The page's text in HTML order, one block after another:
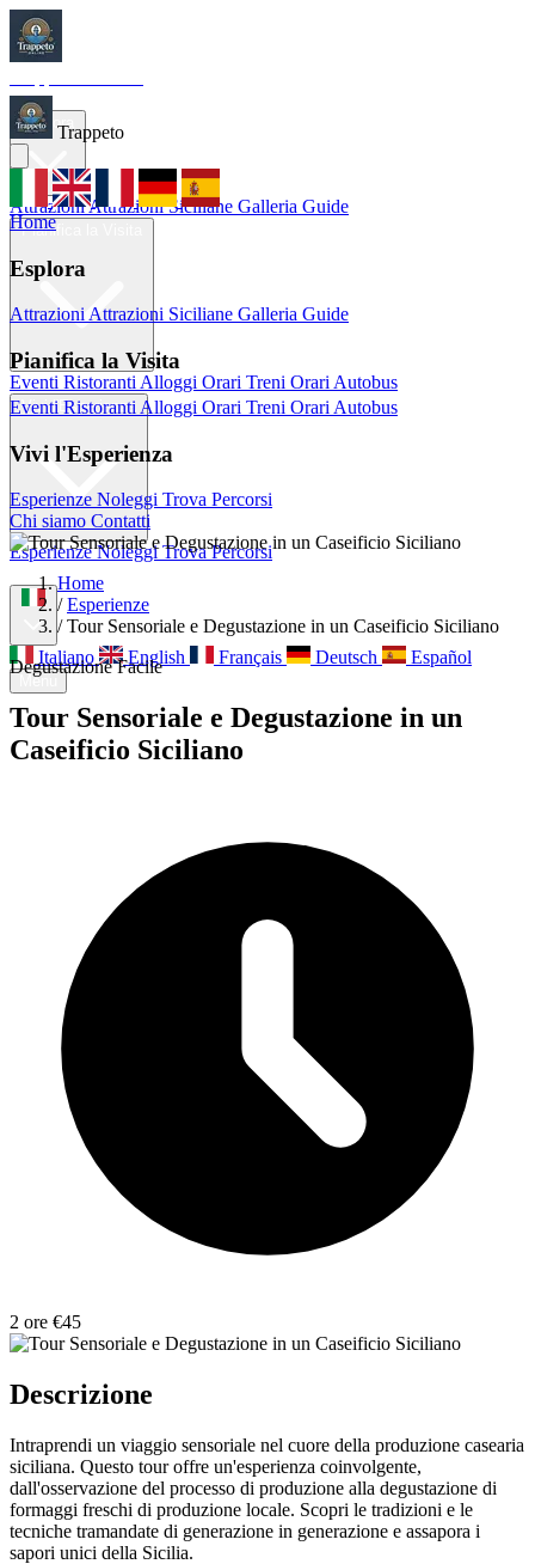
Home
AttrazioniAttrazioni Siciliane Galleria Guide
Eventi Ristoranti Alloggi Orari Treni Orari Autobus
EsperienzeNoleggiTrova Percorsi
Chi siamo
Italiano English Français Deutsch Español
Menu
Trappeto
Home
Esplora
AttrazioniAttrazioni Siciliane Galleria Guide
Pianifica la Visita
Eventi Ristoranti Alloggi Orari Treni Orari Autobus
Vivi l'Esperienza
Esperienze Noleggi Trova Percorsi
Chi siamo Contatti
Home
/ Esperienze
/ Tour Sensoriale e Degustazione in un Caseificio Siciliano
DegustazioneFacile
Tour Sensoriale e Degustazione in un
Caseificio Siciliano
2 ore €45
Descrizione
Intraprendi un viaggio sensoriale nel cuore della produzione casearia
siciliana. Questo tour offre un'esperienza coinvolgente,
dall'osservazione del processo di produzione alla degustazione di
formaggi freschi di produzione locale. Scopri le tradizioni e le
tecniche tramandate di generazione in generazione e assapora i
sapori unici della Sicilia.